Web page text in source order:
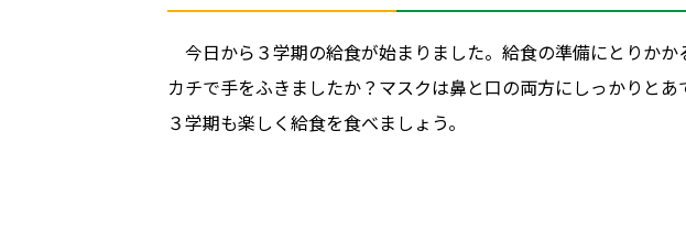
今日から３学期の給食が始まりました。給食の準備にとりか
カチで手をふきましたか？マスクは鼻と口の両方にしっかりと
３学期も楽しく給食を食べましょう。